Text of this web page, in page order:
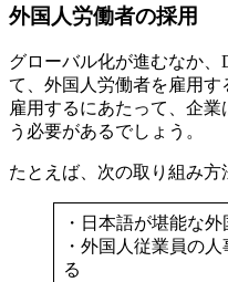
外国人労働者の採用
グローバル化が進むなか
て、外国人労働者を雇用
雇用するにあたって、企
う必要があるでしょう。
たとえば、次の取り組み方
・日本語が堪能な
・外国人従業員の
る